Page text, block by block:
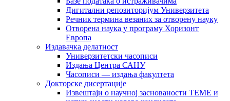
Дигитални репозиторијум Универзитета
Рeчник термина везаних за отворену науку
Отворена наука у програму Хоризонт
Европа
Издавачка делатност
Универзитетски часописи
Издања Центра САНУ
Часописи — издања факултета
Докторске дисертације
Извештаји о научној заснованости ТЕМЕ и